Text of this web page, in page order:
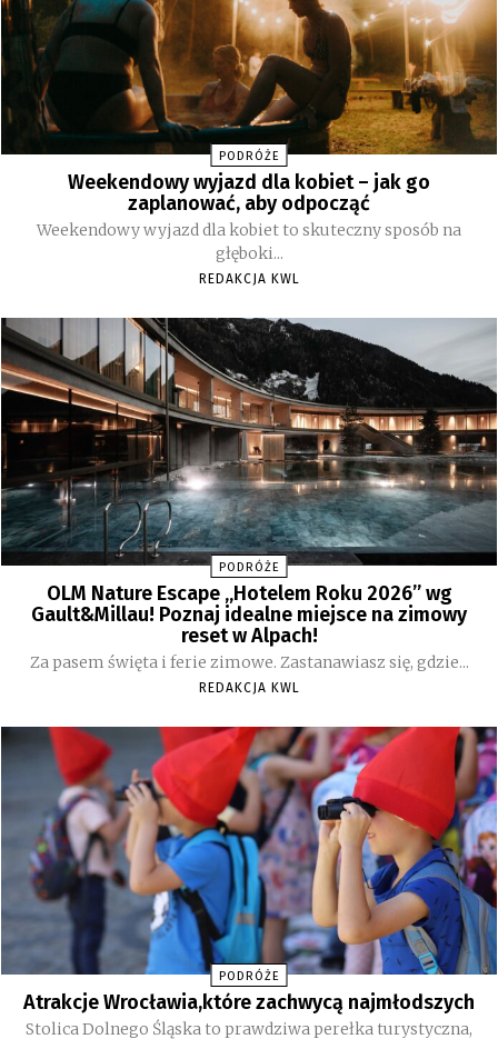
PODRÓŻE
Weekendowy wyjazd dla kobiet – jak go
zaplanować, aby odpocząć
Weekendowy wyjazd dla kobiet to skuteczny sposób na
głęboki...
REDAKCJA KWL
PODRÓŻE
OLM Nature Escape „Hotelem Roku 2026” wg
Gault&Millau! Poznaj idealne miejsce na zimowy
reset w Alpach!
Za pasem święta i ferie zimowe. Zastanawiasz się, gdzie...
REDAKCJA KWL
PODRÓŻE
Atrakcje Wrocławia,które zachwycą najmłodszych
Stolica Dolnego Śląska to prawdziwa perełka turystyczna,